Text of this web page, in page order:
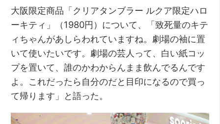
大阪限定商品「クリアタンブラー ルクア限定ハロ
ーキティ」（1980円）について、「致死量のキテ
ィちゃんがあしらわれていますね。劇場の袖に置
いて使いたいです。劇場の芸人って、白い紙コッ
プを置いて、誰のかわからんまま飲んでるんです
よ。これだったら自分のだと目印になるので買っ
て帰ります」と語った。